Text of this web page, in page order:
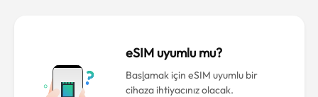
eSIM uyumlu mu?
Başlamak için eSIM uyumlu bir
cihaza ihtiyacınız olacak.